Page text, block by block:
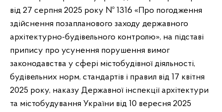
від 27 серпня 2025 року № 1316 «Про погодження
здійснення позапланового заходу державного
архітектурно-будівельного контролю», на підставі
припису про усунення порушення вимог
законодавства у сфері містобудівної діяльності,
будівельних норм, стандартів і правил від 17 квітня
2025 року, наказу Державної інспекції архітектури
та містобудування України від 10 вересня 2025